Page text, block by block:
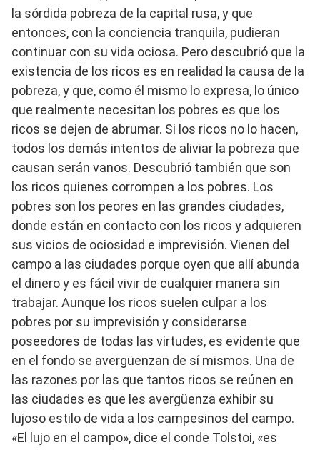
la sórdida pobreza de la capital rusa, y que
entonces, con la conciencia tranquila, pudieran
continuar con su vida ociosa. Pero descubrió que la
existencia de los ricos es en realidad la causa de la
pobreza, y que, como él mismo lo expresa, lo único
que realmente necesitan los pobres es que los
ricos se dejen de abrumar. Si los ricos no lo hacen,
todos los demás intentos de aliviar la pobreza que
causan serán vanos. Descubrió también que son
los ricos quienes corrompen a los pobres. Los
pobres son los peores en las grandes ciudades,
donde están en contacto con los ricos y adquieren
sus vicios de ociosidad e imprevisión. Vienen del
campo a las ciudades porque oyen que allí abunda
el dinero y es fácil vivir de cualquier manera sin
trabajar. Aunque los ricos suelen culpar a los
pobres por su imprevisión y considerarse
poseedores de todas las virtudes, es evidente que
en el fondo se avergüenzan de sí mismos. Una de
las razones por las que tantos ricos se reúnen en
las ciudades es que les avergüenza exhibir su
lujoso estilo de vida a los campesinos del campo.
«El lujo en el campo», dice el conde Tolstoi, «es